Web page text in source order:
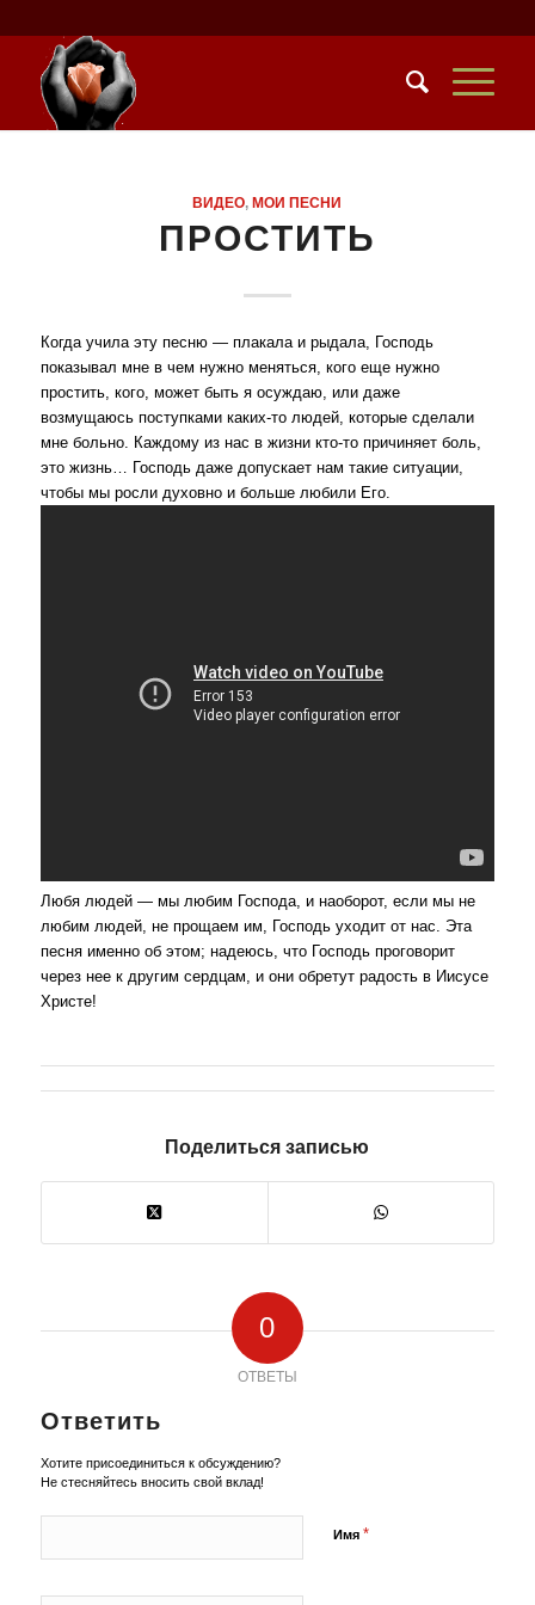
ВИДЕO,МОИ ПЕСНИ
ПРОСТИТЬ
Когда учила эту песню — плакала и рыдала, Господь
показывал мне в чем нужно меняться, кого еще нужно
простить, кого, может быть я осуждаю, или даже
возмущаюсь поступками каких-то людей, которые сделали
мне больно. Каждому из нас в жизни кто-то причиняет боль,
это жизнь… Господь даже допускает нам такие ситуации,
чтобы мы росли духовно и больше любили Его.
Любя людей — мы любим Господа, и наоборот, если мы не
любим людей, не прощаем им, Господь уходит от нас. Эта
песня именно об этом; надеюсь, что Господь проговорит
через нее к другим сердцам, и они обретут радость в Иисусе
Христе!
Поделиться записью
0
ОТВЕТЫ
Ответить
Хотите присоединиться к обсуждению?
Не стесняйтесь вносить свой вклад!
Имя *